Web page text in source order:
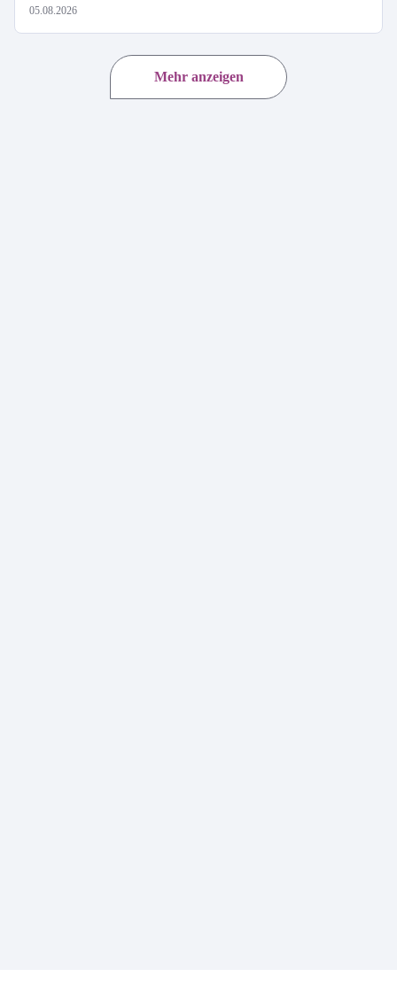
05.08.2026
Mehr anzeigen